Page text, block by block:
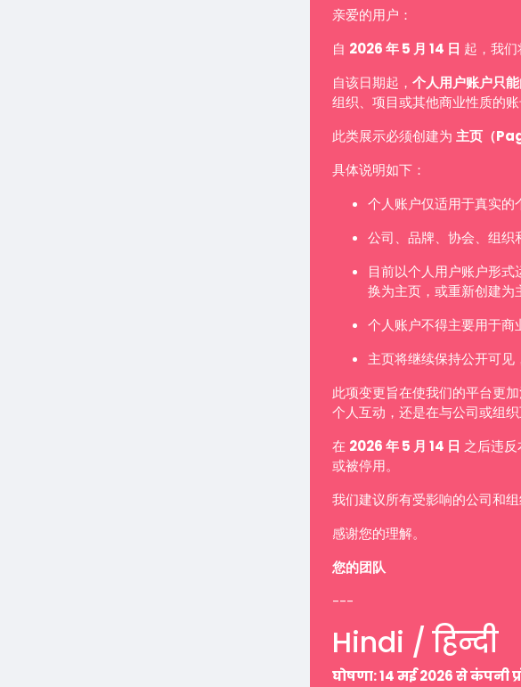
亲爱的用户：
自 2026 年 5 月 14 日 起，我们
自该日期起， 个人用户账户只
组织、项目或其他商业性质的
此类展示必须创建为 主页（
具体说明如下：
个人账户仅适用于真实的
公司、品牌、协会、组织
目前以个人用户账户形
换为主页，或重新创建为
个人账户不得主要用于商
主页将继续保持公开可见
此项变更旨在使我们的平台更
个人互动，还是在与公司或组织
在 2026 年 5 月 14 日 之后违
或被停用。
我们建议所有受影响的公司和
感谢您的理解。
您的团队
---
Hindi / हिन्दी
घोषणा: 14 मई 2026 से कंपनी